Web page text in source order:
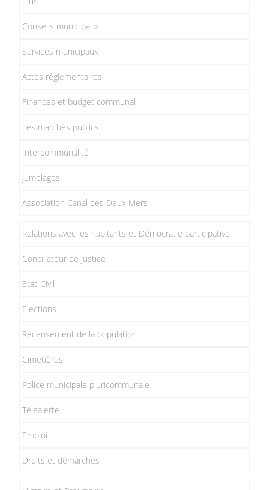
Conseils municipaux
Services municipaux
Actes réglementaires
Finances et budget communal
Les marchés publics
Intercommunalité
Jumelages
Association Canal des Deux Mers
Relations avec les habitants et Démocratie participative
Conciliateur de justice
Etat-Civil
Elections
Recensement de la population
Cimetières
Police municipale pluricommunale
Téléalerte
Emploi
Droits et démarches